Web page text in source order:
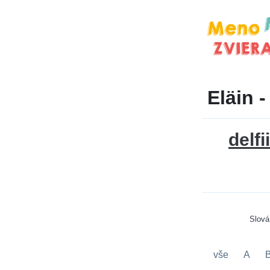
Eläin -
vše A